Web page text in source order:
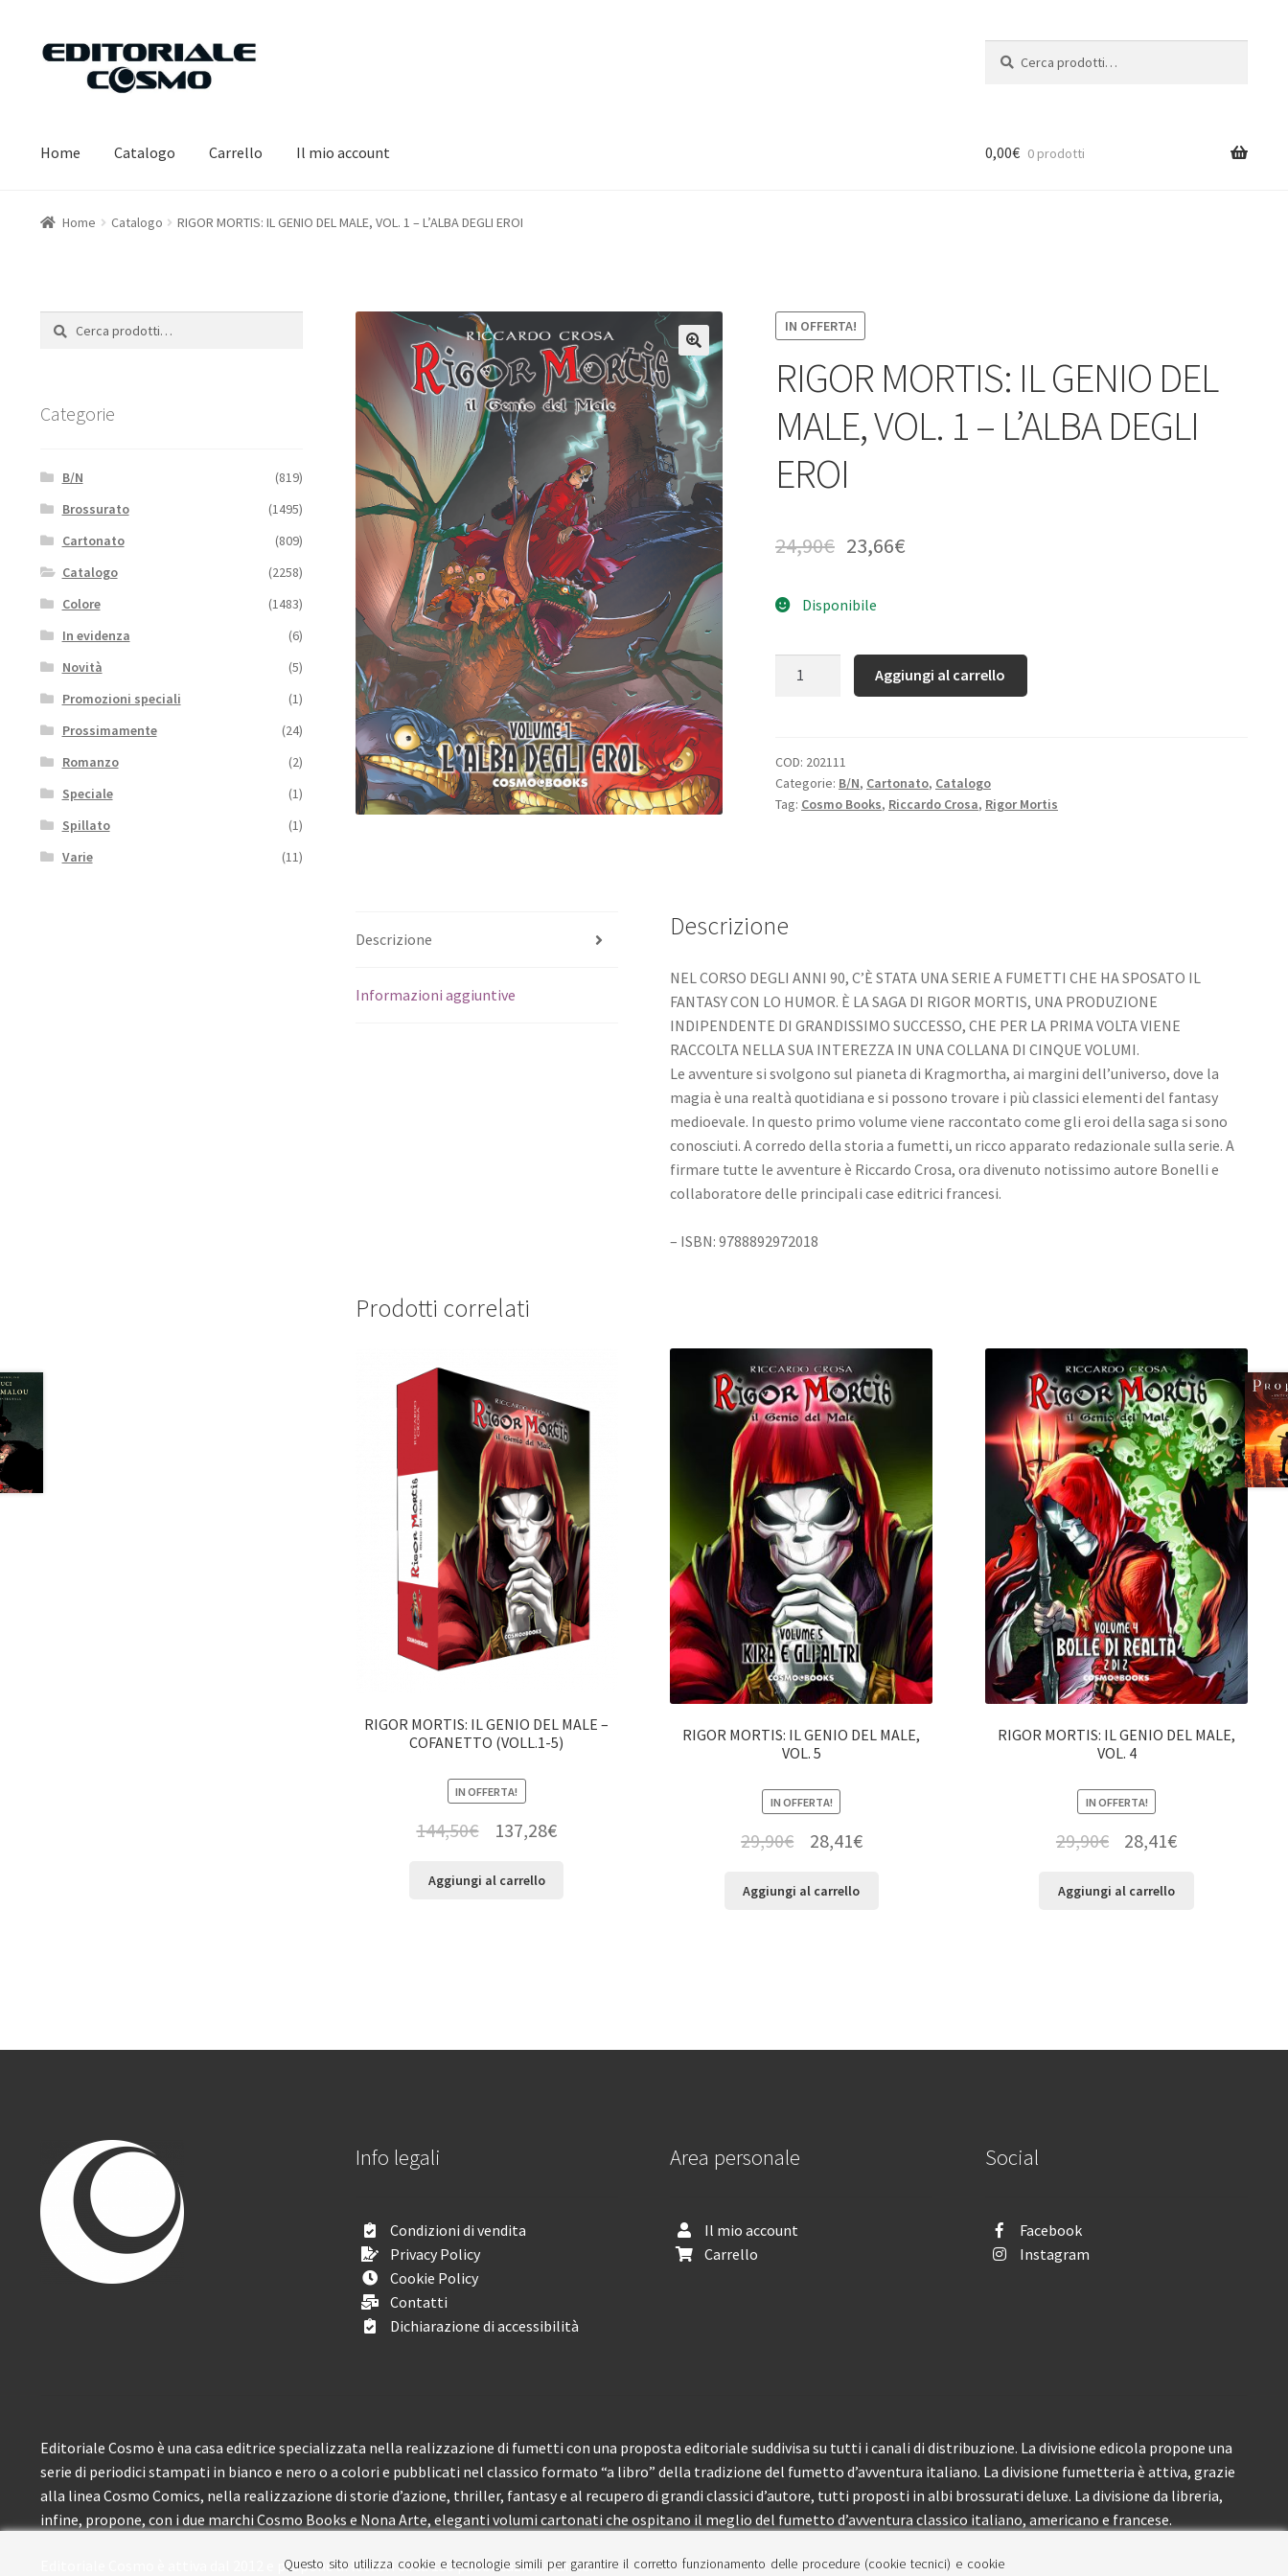
Vai
navigazione
Vai
Home Catalogo Carrello Il mio account 0,00€ 0 prodotti
Home Catalogo RIGOR MORTIS: IL GENIO DEL MALE, VOL. 1 – L’ALBA DEGLI EROI
IN OFFERTA!
RIGOR MORTIS: IL GENIO DEL
MALE, VOL. 1 – L’ALBA DEGLI
EROI
24,90€ 23,66€
Disponibile
Aggiungi al carrello
COD: 202111
Categorie: B/N, Cartonato, Catalogo
Tag: Cosmo Books, Riccardo Crosa, Rigor Mortis
Descrizione
Informazioni aggiuntive
Descrizione
NEL CORSO DEGLI ANNI 90, C’È STATA UNA SERIE A FUMETTI CHE HA SPOSATO IL
FANTASY CON LO HUMOR. È LA SAGA DI RIGOR MORTIS, UNA PRODUZIONE
INDIPENDENTE DI GRANDISSIMO SUCCESSO, CHE PER LA PRIMA VOLTA VIENE
RACCOLTA NELLA SUA INTEREZZA IN UNA COLLANA DI CINQUE VOLUMI.
Le avventure si svolgono sul pianeta di Kragmortha, ai margini dell’universo, dove la
magia è una realtà quotidiana e si possono trovare i più classici elementi del fantasy
medioevale. In questo primo volume viene raccontato come gli eroi della saga si sono
conosciuti. A corredo della storia a fumetti, un ricco apparato redazionale sulla serie. A
firmare tutte le avventure è Riccardo Crosa, ora divenuto notissimo autore Bonelli e
collaboratore delle principali case editrici francesi.
– ISBN: 9788892972018
Prodotti correlati
RIGOR MORTIS: IL GENIO DEL MALE –
COFANETTO (VOLL.1-5)
IN OFFERTA!
144,50€ 137,28€
Aggiungi al carrello
RIGOR MORTIS: IL GENIO DEL MALE,
VOL. 5
IN OFFERTA!
29,90€ 28,41€
Aggiungi al carrello
RIGOR MORTIS: IL GENIO DEL MALE,
VOL. 4
IN OFFERTA!
29,90€ 28,41€
Aggiungi al carrello
Cerca:
Cerca
Categorie
B/N
(819)
Brossurato
(1495)
Cartonato
(809)
Catalogo
(2258)
Colore
(1483)
In evidenza
(6)
Novità
(5)
Promozioni speciali
(1)
Prossimamente
(24)
Romanzo
(2)
Speciale
(1)
Spillato
(1)
Varie
(11)
Info legali
Condizioni di vendita
Privacy Policy
Cookie Policy
Contatti
Dichiarazione di accessibilità
Area personale
Il mio account
Carrello
Social
Facebook
Instagram
Editoriale Cosmo è una casa editrice specializzata nella realizzazione di fumetti con una proposta editoriale suddivisa su tutti i canali di distribuzione. La divisione edicola propone una
serie di periodici stampati in bianco e nero o a colori e pubblicati nel classico formato “a libro” della tradizione del fumetto d’avventura italiano. La divisione fumetteria è attiva, grazie
alla linea Cosmo Comics, nella realizzazione di storie d’azione, thriller, fantasy e al recupero di grandi classici d’autore, tutti proposti in albi brossurati deluxe. La divisione da libreria,
infine, propone, con i due marchi Cosmo Books e Nona Arte, eleganti volumi cartonati che ospitano il meglio del fumetto d’avventura classico italiano, americano e francese.
Editoriale Cosmo è attiva dal 2012 e propone ai lettori circa 150 pubblicazioni l’anno.
Questo sito utilizza cookie e tecnologie simili per garantire il corretto funzionamento delle procedure (cookie tecnici) e cookie